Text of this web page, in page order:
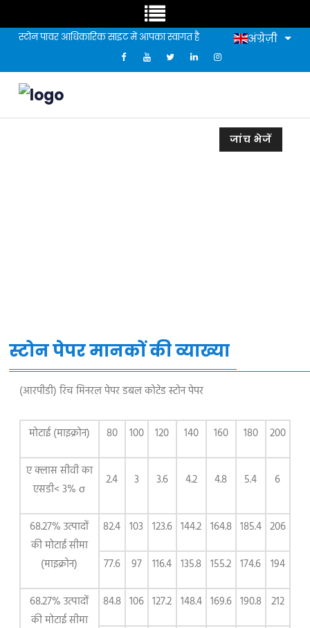
स्टोन पावर आधिकारिक साइट में आपका स्वागत है अंग्रेज़ी
जांच भेजें
स्टोन पेपर मानकों की व्याख्या
(आरपीडी) रिच मिनरल पेपर डबल कोटेड स्टोन पेपर
मोटाई (माइक्रोन) 80 100 120 140 160 180 200
ए क्लास सीवी का
एसडी< 3% σ
2.4 3 3.6 4.2 4.8 5.4 6
68.27% उत्पादों
की मोटाई सीमा
(माइक्रोन)
82.4 103 123.6 144.2 164.8 185.4 206
77.6 97 116.4 135.8 155.2 174.6 194
68.27% उत्पादों
की मोटाई सीमा
84.8 106 127.2 148.4 169.6 190.8 212